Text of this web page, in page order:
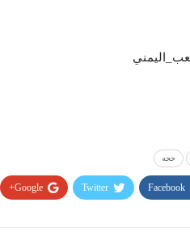
حجه
Facebook
Twitter
Google+